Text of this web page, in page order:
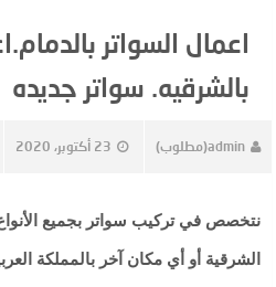
اعمال السواتر
بالشرقيه. سواتر جديده
admin(مطلوب) 23 أكتوبر، 2020
نتخصص في تركيب سواتر بجميع الأنواع
الشرقية أو أي مكان آخر بالمملكة